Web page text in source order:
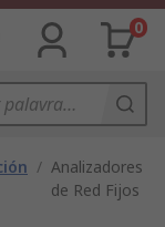
0
/ Analizadores
de Red Fijos